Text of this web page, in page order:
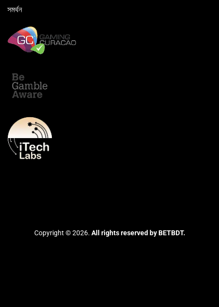
সমর্থন
Copyright © 2026. All rights reserved by BETBDT.